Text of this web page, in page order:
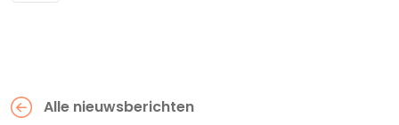
Alle nieuwsberichten